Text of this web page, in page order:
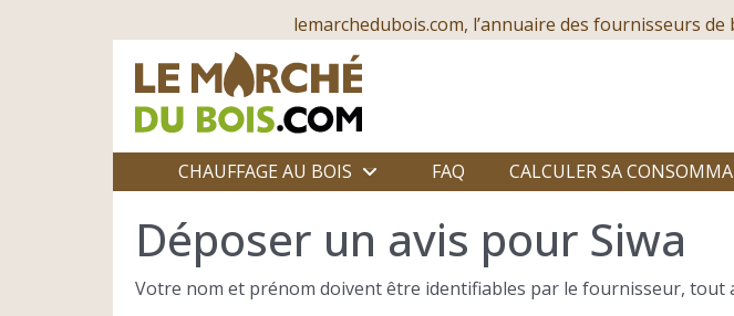
lemarchedubois.com, l’annuaire des fournisseurs
CHAUFFAGE AU BOIS FAQ CALCULER SA
Déposer un avis pour Siwa
Votre nom et prénom doivent être identifiables par le fournisseur, tout